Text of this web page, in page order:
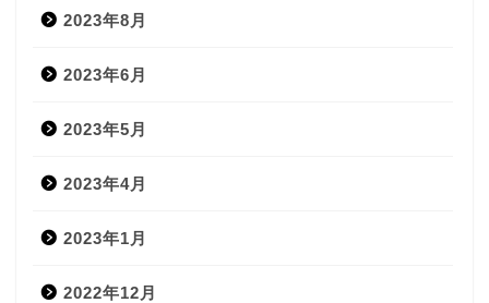
2023年8月
2023年6月
2023年5月
2023年4月
2023年1月
2022年12月